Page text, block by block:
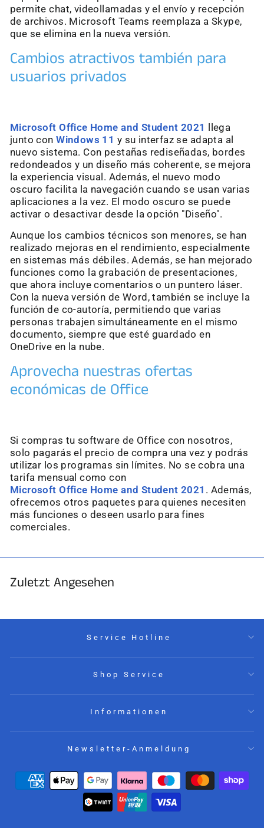
“
permite chat, videollamadas y el envío y recepción
de archivos. Microsoft Teams reemplaza a Skype,
que se elimina en la nueva versión.
Cambios atractivos también para
usuarios privados
Microsoft Office Home and Student 2021
llega
junto conWindows 11 y su interfaz se adapta al
nuevo sistema. Con pestañas rediseñadas, bordes
redondeados y un diseño más coherente, se mejora
la experiencia visual. Además, el nuevo modo
oscuro facilita la navegación cuando se usan varias
aplicaciones a la vez. El modo oscuro se puede
activar o desactivar desde la opción "Diseño".
Aunque los cambios técnicos son menores, se han
realizado mejoras en el rendimiento, especialmente
en sistemas más débiles. Además, se han mejorado
funciones como la grabación de presentaciones,
que ahora incluye comentarios o un puntero láser.
Con la nueva versión de Word, también se incluye la
función de co-autoría, permitiendo que varias
personas trabajen simultáneamente en el mismo
documento, siempre que esté guardado en
OneDrive en la nube.
Aprovecha nuestras ofertas
económicas de Office
Si compras tu software de Office con nosotros,
solo pagarás el precio de compra una vez y podrás
utilizar los programas sin límites. No se cobra una
tarifa mensual como con
Microsoft Office Home and Student 2021 . Además,
ofrecemos otros paquetes para quienes necesiten
más funciones o deseen usarlo para fines
comerciales.
Zuletzt Angesehen
Service Hotline
Shop Service
Informationen
Newsletter-Anmeldung